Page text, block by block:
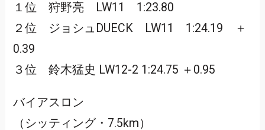
１位 狩野亮 LW11 1:23.80
２位 ジョシュDUECK LW11 1:24.19 ＋
0.39
３位 鈴木猛史 LW12-2 1:24.75 ＋0.95
バイアスロン
（シッティング・7.5km）